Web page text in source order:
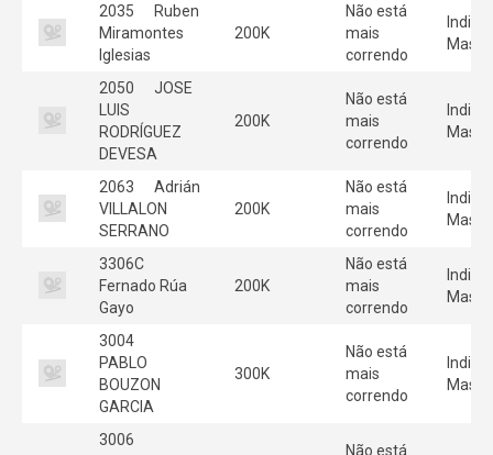
2035
Ruben
Miramontes
Iglesias
200K
Não está
mais
correndo
2050
JOSE
LUIS
RODRÍGUEZ
DEVESA
200K
Não está
mais
correndo
2063
Adrián
VILLALON
SERRANO
200K
Não está
mais
correndo
3306C
Fernado Rúa
Gayo
200K
Não está
mais
correndo
3004
PABLO
BOUZON
GARCIA
300K
Não está
mais
correndo
3006
Não está